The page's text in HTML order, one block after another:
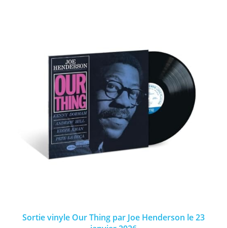
Sortie vinyle Our Thing par Joe Henderson le 23